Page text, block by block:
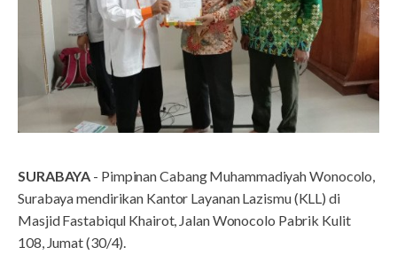
SURABAYA - Pimpinan Cabang Muhammadiyah Wonocolo,
Surabaya mendirikan Kantor Layanan Lazismu (KLL) di
Masjid Fastabiqul Khairot, Jalan Wonocolo Pabrik Kulit
108, Jumat (30/4).